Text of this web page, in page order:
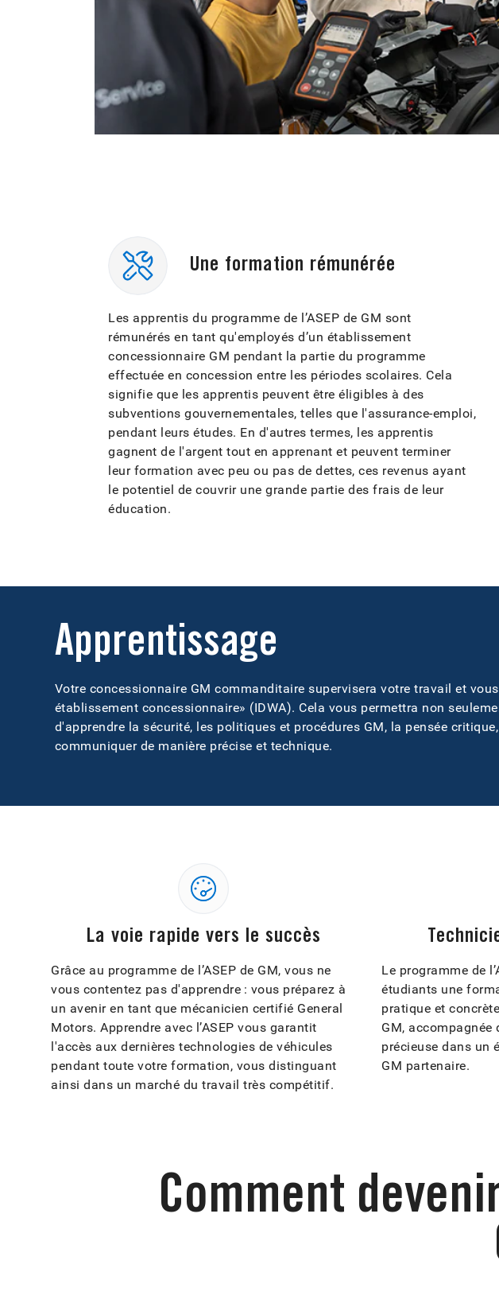
Une formation rémunérée
Les apprentis du programme de l’ASEP de GM sont
rémunérés en tant qu'employés d’un établissement
concessionnaire GM pendant la partie du programme
effectuée en concession entre les périodes scolaires. Cela
signifie que les apprentis peuvent être éligibles à des
subventions gouvernementales, telles que l'assurance-emploi,
pendant leurs études. En d'autres termes, les apprentis
gagnent de l'argent tout en apprenant et peuvent terminer
leur formation avec peu ou pas de dettes, ces revenus ayant
le potentiel de couvrir une grande partie des frais de leur
éducation.
Apprentissage
Votre concessionnaire GM commanditaire supervisera votre travail et
établissement concessionnaire» (IDWA). Cela vous permettra non
d'apprendre la sécurité, les politiques et procédures GM, la pensée
communiquer de manière précise et technique.
La voie rapide vers le succès
Grâce au programme de l’ASEP de GM, vous ne
vous contentez pas d'apprendre : vous préparez à
un avenir en tant que mécanicien certifié General
Motors. Apprendre avec l’ASEP vous garantit
l'accès aux dernières technologies de véhicules
pendant toute votre formation, vous distinguant
ainsi dans un marché du travail très compétitif.
Le programme de
étudiants une
pratique et
GM, accompagnée
précieuse dans un
GM partenaire.
Comment